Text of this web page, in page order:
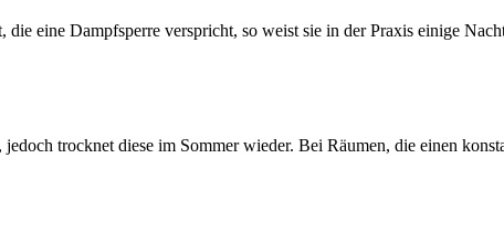
eine Dampfsperre verspricht, so weist sie in der Praxis einige
trocknet diese im Sommer wieder. Bei Räumen, die einen